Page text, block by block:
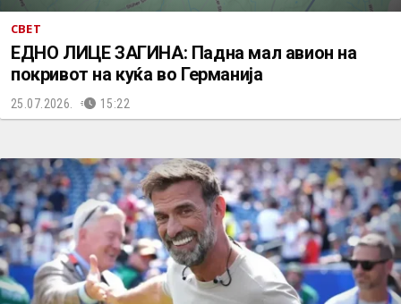
СВЕТ
ЕДНО ЛИЦЕ ЗАГИНА: Падна мал авион на
покривот на куќа во Германија
25.07.2026. 15:22